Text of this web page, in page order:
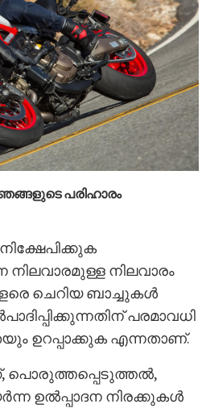
പരിഹാരം
നിലവാരമുള്ള നിലവാരം
ചെറിയ ബാച്ചുകൾ
പരമാവധി
ഉറപ്പാക്കുക എന്നതാണ്.
പൊരുത്തപ്പെടുത്തൽ,
ഉൽപ്പാദന നിരക്കുകൾ